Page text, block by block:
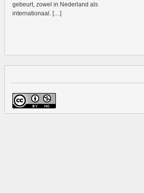
gebeurt, zowel in Nederland als
internationaal. […]